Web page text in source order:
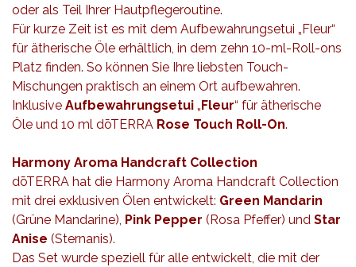
oder als Teil Ihrer Hautpflegeroutine.
Für kurze Zeit ist es mit dem Aufbewahrungsetui „Fleur“
für ätherische Öle erhältlich, in dem zehn 10-ml-Roll-ons
Platz finden. So können Sie Ihre liebsten Touch-
Mischungen praktisch an einem Ort aufbewahren.
Inklusive Aufbewahrungsetui „ Fleur“ für ätherische
Öle und 10 ml dōTERRA Rose Touch Roll-On.
Harmony Aroma Handcraft Collection
dōTERRA hat die Harmony Aroma Handcraft Collection
mit drei exklusiven Ölen entwickelt: Green Mandarin
(Grüne Mandarine), Pink Pepper (Rosa Pfeffer) und Star
Anise (Sternanis).
Das Set wurde speziell für alle entwickelt, die mit der